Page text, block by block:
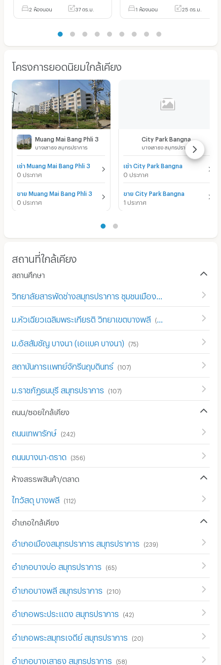
2 ห้องนอน 37 ตร.ม. 1 ห้องนอน 25 ตร.ม.
โครงการยอดนิยมใกล้เคียง
Muang Mai Bang Phli 3
บางเสาธง สมุทรปราการ
เช่า Muang Mai Bang Phli 3
0 ประกาศ
ขาย Muang Mai Bang Phli 3
0 ประกาศ
City Park Bangna
บางเสาธง สมุทรปราการ
เช่า City Park Bangna
0 ประกาศ
ขาย City Park Bangna
1 ประกาศ
สถานที่ใกล้เคียง
สถานศึกษา
123
ม.หัวเฉียวเฉลิมพระเกียรติ วิทยาเขตบางพลี (161
ม.อัสสัมชัญ บางนา (เอแบค บางนา) (75)
สถาบันการแพทย์จักรีนฤบดินทร์ (107)
ม.ราชภัฏธนบุรี สมุทรปราการ (107)
ถนน/ซอยใกล้เคียง
ถนนเทพารักษ์ (242)
ถนนบางนา-ตราด (356)
ห้างสรรพสินค้า/ตลาด
ไทวัสดุ บางพลี (112)
อำเภอใกล้เคียง
อำเภอเมืองสมุทรปราการ สมุทรปราการ (239)
อำเภอบางบ่อ สมุทรปราการ (65)
อำเภอบางพลี สมุทรปราการ (210)
อำเภอพระประแดง สมุทรปราการ (42)
อำเภอพระสมุทรเจดีย์ สมุทรปราการ (20)
อำเภอบางเสาธง สมุทรปราการ (58)